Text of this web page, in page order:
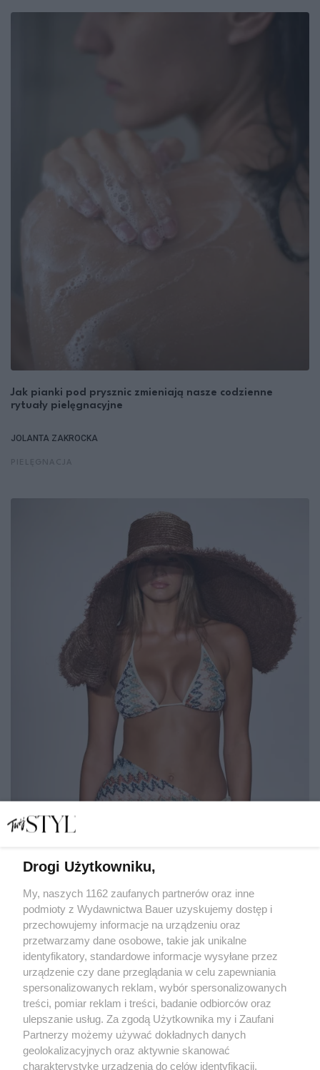
Jak pianki pod prysznic zmieniają nasze codzienne
rytuały pielęgnacyjne
JOLANTA ZAKROCKA
zmieniają wygląd ciała
JOLANTA ZAKROCKA
PIELĘGNACJA
Drogi Użytkowniku,
My, naszych 1162 zaufanych partnerów oraz inne
podmioty z Wydawnictwa Bauer uzyskujemy dostęp i
przechowujemy informacje na urządzeniu oraz
przetwarzamy dane osobowe, takie jak unikalne
identyfikatory, standardowe informacje wysyłane przez
urządzenie czy dane przeglądania w celu zapewniania
spersonalizowanych reklam, wybór spersonalizowanych
treści, pomiar reklam i treści, badanie odbiorców oraz
ulepszanie usług. Za zgodą Użytkownika my i Zaufani
Partnerzy możemy używać dokładnych danych
geolokalizacyjnych oraz aktywnie skanować
charakterystykę urządzenia do celów identyfikacji.